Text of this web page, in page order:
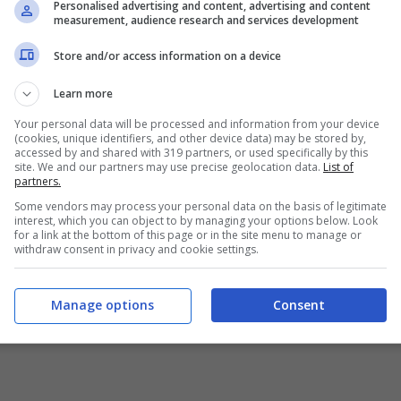
seguitissimo programma televisivo
della novità. Ha così raccontato che sono
che sono in lista d’attesa per un
o un rene. In tutto il mondo si stimano
e, sempre negli USA, sono 18 gli
E’ una presa di coscienza e di coraggio che
tra un gioco, un quiz e una ripubblicazione e
. Chissà se questa mossa a sorpresa farà alzare
dell’ingresso ufficiale in
Personalised advertising and content, advertising and content
measurement, audience research and services development
Store and/or access information on a device
Learn more
Your personal data will be processed and information from your device
(cookies, unique identifiers, and other device data) may be stored by,
accessed by and shared with 319 partners, or used specifically by this
site. We and our partners may use precise geolocation data. List of
partners.
Some vendors may process your personal data on the basis of legitimate
interest, which you can object to by managing your options below. Look
for a link at the bottom of this page or in the site menu to manage or
withdraw consent in privacy and cookie settings.
Consent
Manage options